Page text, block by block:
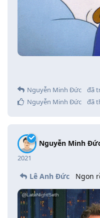
Nguyễn Minh Đức
đã
Nguyễn Minh Đức
đã
Nguyễn Minh
2021
Lê Anh Đức Ngon